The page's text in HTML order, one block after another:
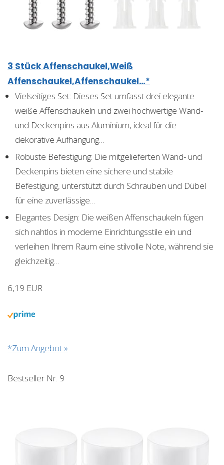
3 Stück Affenschaukel,Weiß
Affenschaukel,Affenschaukel…*
Vielseitiges Set: Dieses Set umfasst drei elegante
weiße Affenschaukeln und zwei hochwertige Wand-
und Deckenpins aus Aluminium, ideal für die
dekorative Aufhängung…
Robuste Befestigung: Die mitgelieferten Wand- und
Deckenpins bieten eine sichere und stabile
Befestigung, unterstützt durch Schrauben und Dübel
für eine zuverlässige…
Elegantes Design: Die weißen Affenschaukeln fügen
sich nahtlos in moderne Einrichtungsstile ein und
verleihen Ihrem Raum eine stilvolle Note, während sie
gleichzeitig…
6,19 EUR
*Zum Angebot »
Bestseller Nr. 9